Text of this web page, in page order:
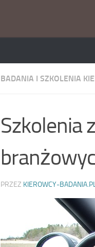
BADANIA I SZKOLENIA
Szkolenia
PRZEZ KIEROWCY-